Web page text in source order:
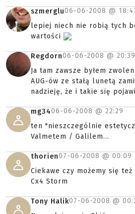
szmerglu06-06-2008 @
lepiej niech nie robią tych
wartości
Regdorn06-06-2008 @ 20:39
Ja tam zawsze byłem
AUG-ów ze stałą lunetą
nadzieję, że i takie się
mg3406-06-2008 @ 22:29
ten "nieszczególnie
Valmetem / Galilem...
thorien07-06-2008 @ 00:09
Ciekawe czy możemy się
Cx4 Storm
Tony Halik07-06-2008 @